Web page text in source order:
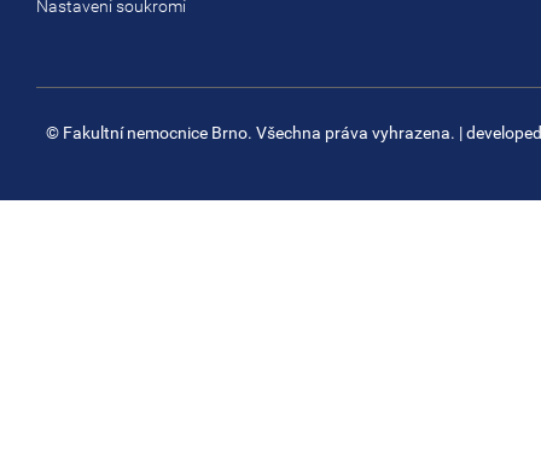
Nastavení soukromí
© Fakultní nemocnice Brno. Všechna práva vyhrazena. |